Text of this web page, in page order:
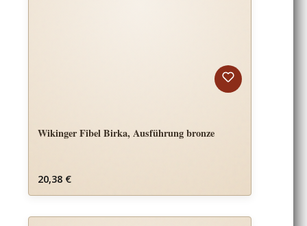
Wikinger Fibel Birka, Ausführung bronze
Regulärer Preis:
20,38 €